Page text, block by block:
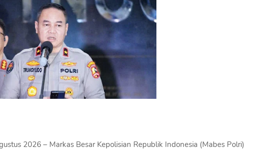
2026 – Markas Besar Kepolisian Republik Indonesia (Mabes Polri)